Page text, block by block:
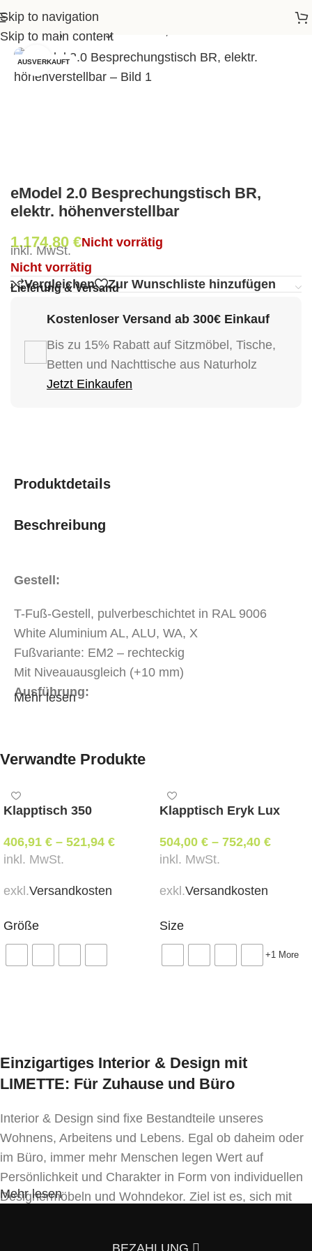
Skip to navigation
Skip to main content
2.0 Besprechungstisch BR, elektr. höhenverstellbar
AUSVERKAUFTKlick zum Vergrößern
eModel 2.0 Besprechungstisch BR,
elektr. höhenverstellbar
1.174,80 €Nicht vorrätig
inkl. MwSt.
Nicht vorrätig
Vergleichen
Zur Wunschliste hinzufügen
Lieferung & Versand
Kostenloser Versand ab 300€ Einkauf
Bis zu 15% Rabatt auf Sitzmöbel, Tische,
Betten und Nachttische aus Naturholz
Jetzt Einkaufen
Produktdetails
Beschreibung
Gestell:
T-Fuß-Gestell, pulverbeschichtet in RAL 9006
White Aluminium AL, ALU, WA, X
Fußvariante: EM2 – rechteckig
Mit Niveauausgleich (+10 mm)
Ausführung:
Tischplattenform: Tonnenform
Memoryfunktion und Display
Mit zentralem Media port Power Frame 3M
(deutscher Standard, Stecker-Typ F)
Farbvarianten:
Vertikale Kabelführung: Aluminium
Abmessungen:
Gesamtbreite: 2000 mm
Gesamttiefe: 800 / 900 mm
Gesamthöhe: 640 – 1300 mm
Mindestbestellmenge:
1 Stk.
Mehr lesen
Verwandte Produkte
Klapptisch 350
406,91 € – 521,94 €
inkl. MwSt.
exkl.Versandkosten
Größe
Klapptisch Eryk Lux
504,00 € – 752,40 €
inkl. MwSt.
exkl.Versandkosten
Size
+1 More
Einzigartiges Interior & Design mit
LIMETTE: Für Zuhause und Büro
Interior & Design sind fixe Bestandteile unseres
Wohnens, Arbeitens und Lebens. Egal ob daheim oder
im Büro, immer mehr Menschen legen Wert auf
Persönlichkeit und Charakter in Form von individuellen
Designermöbeln und Wohndekor. Ziel ist es, sich mit
Mehr lesen
BEZAHLUNG